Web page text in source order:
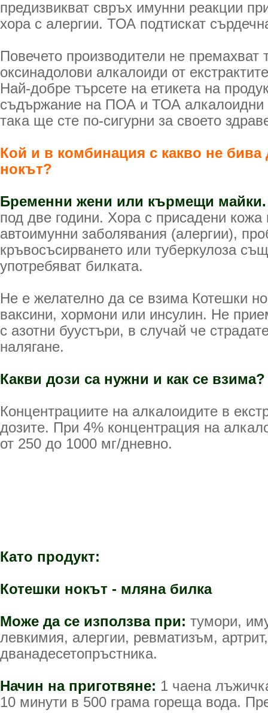
предизвикват свръх имунни реакции
хора с алергии. ТОА подтискат
Повечето производители не премахват
оксинадолови алкалоиди от
Най-добре търсете на етикета на
съдържание на ПОА и ТОА алкалоидни
така ще сте по-сигурни за своето
Кой и в комбинация с какво не
нокът?
Бременни жени или кърмещи
под две години. Хора с присадени
автоимунни заболявания (алергии),
кръвосъсирването или туберкулоза
употребяват билката.
Не е желателно да се взима Котешки
ваксини, хормони или инсулин. Не
с азотни буустъри, в случай че
налягане.
Какви дози са нужни и как се взима?
Концентрациите на алкалоидите в
дозите. При 4% концентрация на
от 250 до 1000 мг/дневно.
Като продукт:
Котешки нокът - мляна билка
Може да се използва при: тумори,
левкимия, алергии, ревматизъм,
дванадесетопръстника.
Начин на приготвяне: 1 чаена
10 минути в 500 грама гореща вода.